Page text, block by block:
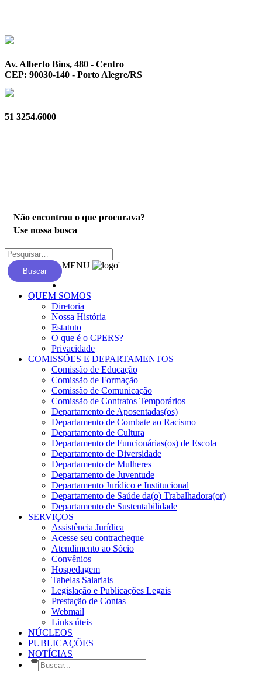
Av. Alberto Bins, 480 - Centro
CEP: 90030-140 - Porto Alegre/RS
51 3254.6000
Não encontrou o que procurava?
Use nossa busca
Buscar
MENU '
QUEM SOMOS
Diretoria
Nossa História
Estatuto
O que é o CPERS?
Privacidade
COMISSÕES E DEPARTAMENTOS
Comissão de Educação
Comissão de Formação
Comissão de Comunicação
Comissão de Contratos Temporários
Departamento de Aposentadas(os)
Departamento de Combate ao Racismo
Departamento de Cultura
Departamento de Funcionárias(os) de Escola
Departamento de Diversidade
Departamento de Mulheres
Departamento de Juventude
Departamento Jurídico e Institucional
Departamento de Saúde da(o) Trabalhadora(or)
Departamento de Sustentabilidade
SERVIÇOS
Assistência Jurídica
Acesse seu contracheque
Atendimento ao Sócio
Convênios
Hospedagem
Tabelas Salariais
Legislação e Publicações Legais
Prestação de Contas
Webmail
Links úteis
NÚCLEOS
PUBLICAÇÕES
NOTÍCIAS